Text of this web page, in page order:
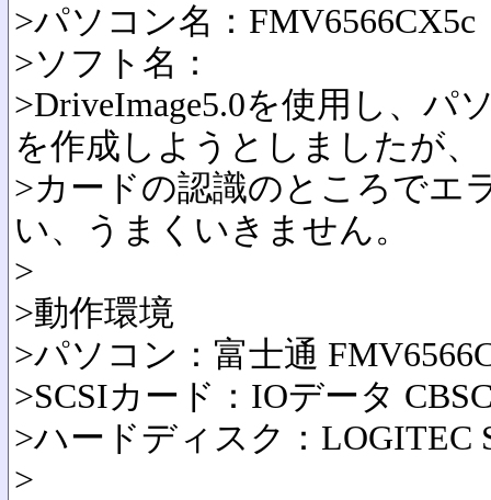
>パソコン名：FMV6566CX5c
>ソフト名：
>DriveImage5.0を使用し、パ
を作成しようとしましたが、
>カードの認識のところでエ
い、うまくいきません。
>
>動作環境
>パソコン：富士通
>SCSIカード：IOデータ
>ハードディスク：LOGITEC
>